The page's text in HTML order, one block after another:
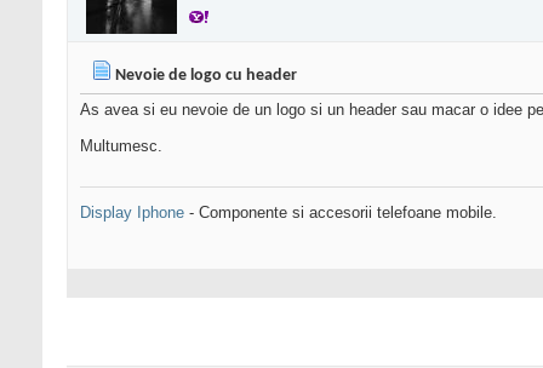
Nevoie de logo cu header
As avea si eu nevoie de un logo si un header sau macar o idee
Multumesc.
Display Iphone - Componente si accesorii telefoane mobile.